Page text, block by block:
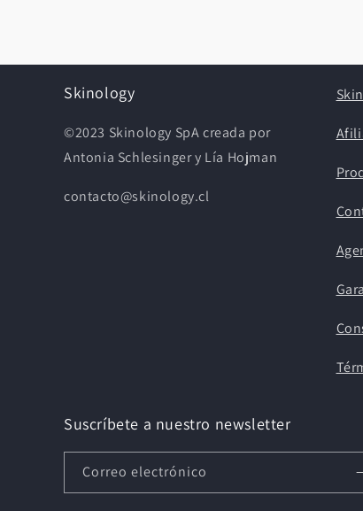
Skinology
©2023 Skinology SpA creada por
Antonia Schlesinger y Lía Hojman
contacto@skinology.cl
Suscríbete a nuestro newsletter
Correo electrónico